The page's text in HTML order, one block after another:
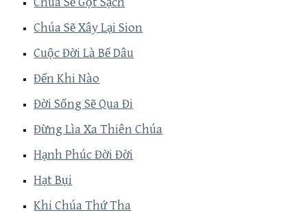
Chúa Sẽ Xây Lại Sion
Cuộc Đời Là Bể Dâu
Đến Khi Nào
Đời Sống Sẽ Qua Đi
Đừng Lìa Xa Thiên Chúa
Hạnh Phúc Đời Đời
Hạt Bụi
Khi Chúa Thứ Tha